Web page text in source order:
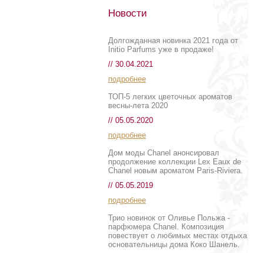
Новости
Долгожданная новинка 2021 года от
Initio Parfums уже в продаже!
// 30.04.2021
подробнее
ТОП-5 легких цветочных ароматов
весны-лета 2020
// 05.05.2020
подробнее
Дом моды Chanel анонсировал
продолжение коллекции Lex Eaux de
Chanel новым ароматом Paris-Riviera.
// 05.05.2019
подробнее
Трио новинок от Оливье Польжа -
парфюмера Chanel. Композиция
повествует о любимых местах отдыха
основательницы дома Коко Шанель.